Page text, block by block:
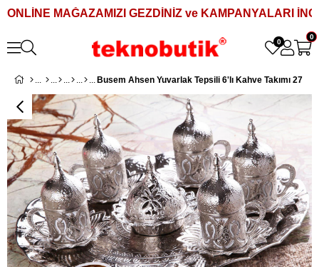
ONLİNE MAĞAZAMIZI GEZDİNİZ ve KAMPANYALARI
0
0
Busem Ahsen Yuvarlak Tepsili 6'lı Kahve Takımı 27